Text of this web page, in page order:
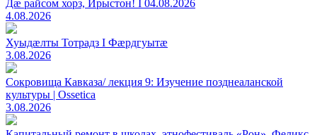
Дæ райсом хорз, Ирыстон! I 04.08.2026
4.08.2026
Хуыдæлты Тотрадз I Фæрдгуытæ
3.08.2026
Сокровища Кавказа/ лекция 9: Изучение позднеаланской
культуры | Ossetica
3.08.2026